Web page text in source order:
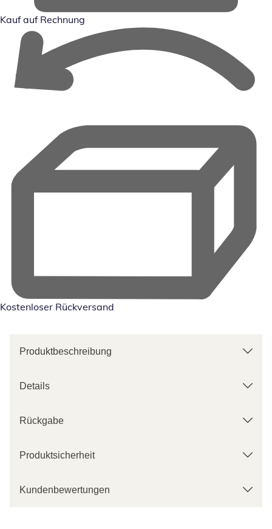
Kauf auf Rechnung
Kostenloser Rückversand
Produktbeschreibung
Details
Rückgabe
Produktsicherheit
Kundenbewertungen